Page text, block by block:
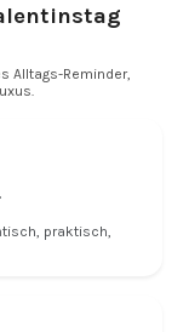
Alltags-Reminder,
praktisch,